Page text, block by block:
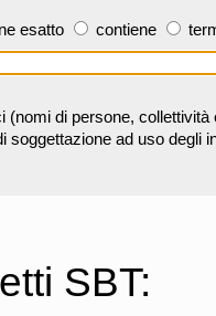
esatto contiene
(nomi di persone,
soggettazione ad uso degli
SBT: